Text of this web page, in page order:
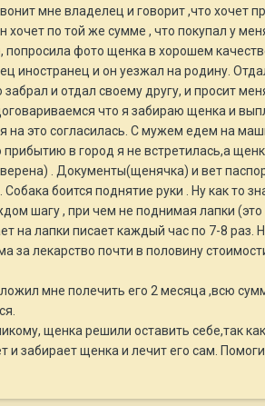
мне владелец и говорит ,что хочет
по той же сумме , что покупал у
попросила фото щенка в хорошем
иностранец и он уезжал на родину.
и отдал своему другу, и просит
что я забираю щенка и
на это согласилась. С мужем едем на
в город я не встретилась,а
. Документы(щенячка) и вет
боится поднятие руки . Ну как то
шагу , при чем не поднимая лапки (это
на лапки писает каждый час по 7-8 раз.
за лекарство почти в половину
мне полечить его 2 месяца ,всю
щенка решили оставить себе,так
забирает щенка и лечит его сам.